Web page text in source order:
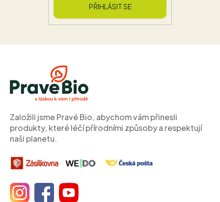
PŘIHLÁSIT SE
Založili jsme Pravé Bio, abychom vám přinesli
produkty, které léčí přírodními způsoby a respektují
naši planetu.